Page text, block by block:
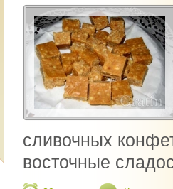
сливочных
восточные